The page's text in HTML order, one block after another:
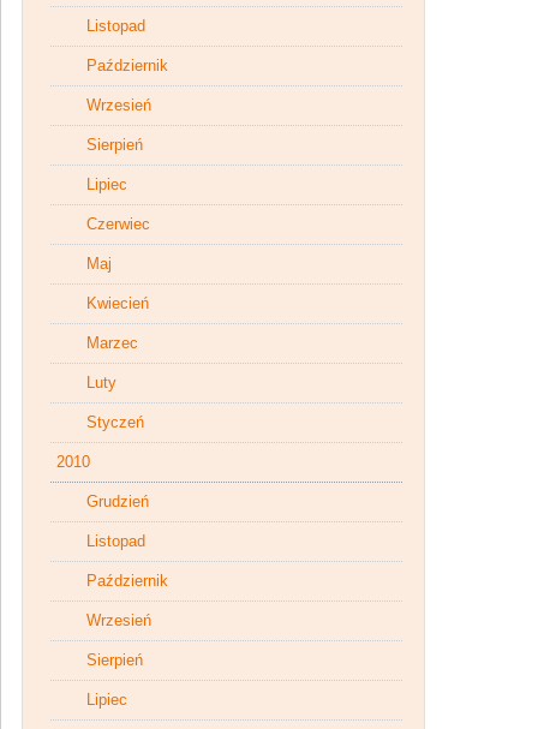
Listopad
Październik
Wrzesień
Sierpień
Lipiec
Czerwiec
Maj
Kwiecień
Marzec
Luty
Styczeń
2010
Grudzień
Listopad
Październik
Wrzesień
Sierpień
Lipiec